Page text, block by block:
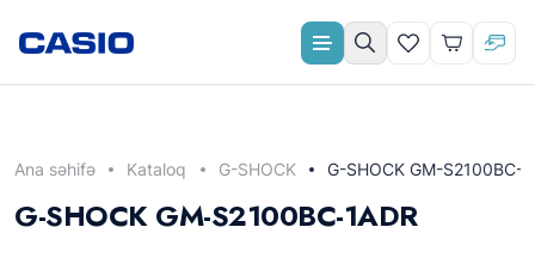
Ana səhifə Kataloq G-SHOCK G-SHOCK GM-S2100BC-
G-SHOCK GM-S2100BC-1ADR